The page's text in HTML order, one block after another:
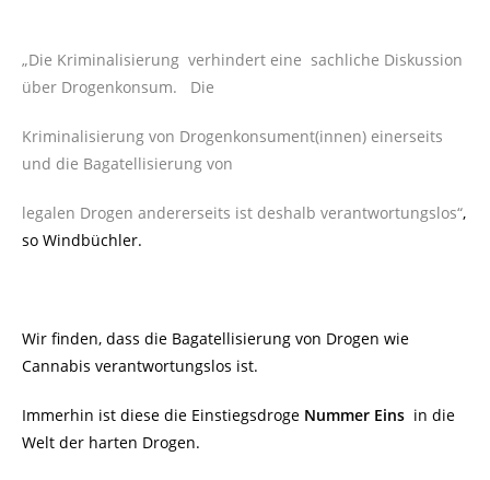
„Die Kriminalisierung verhindert eine sachliche Diskussion
über Drogenkonsum. Die
Kriminalisierung von Drogenkonsument(innen) einerseits
und die Bagatellisierung von
legalen Drogen andererseits ist deshalb verantwortungslos“,
so Windbüchler.
Wir finden, dass die Bagatellisierung von Drogen wie
Cannabis verantwortungslos ist.
Immerhin ist diese die Einstiegsdroge Nummer Eins in die
Welt der harten Drogen.